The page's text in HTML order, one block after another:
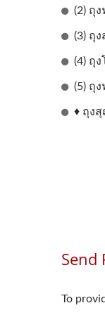
(2) ถุ
(3) ถุ
(4) ถุ
(5) ถุ
♦ ถุง